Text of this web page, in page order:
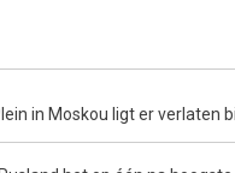
in Moskou ligt er verlaten